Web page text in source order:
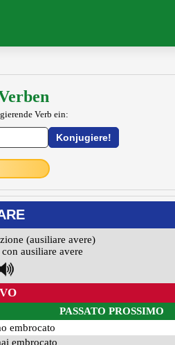
Verb ein:
(ausiliare avere)
ausiliare avere
PASSATO PROSSIMO
embrocato
embrocato